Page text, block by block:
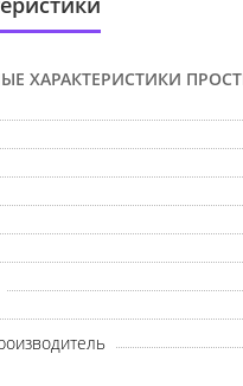
ХАРАКТЕРИСТИКИ